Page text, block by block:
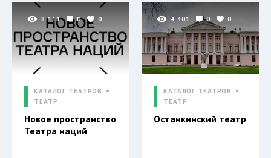
8 111 0 0
КАТАЛОГ ТЕАТРОВ
ТЕАТР
Новое пространство
Театра наций
4 301 0 0
КАТАЛОГ ТЕАТРОВ
ТЕАТР
Останкинский театр